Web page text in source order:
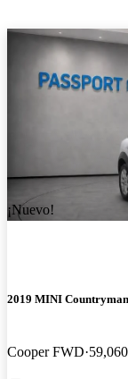
¡Nuevo!
2019 MINI Countryman
Cooper FWD